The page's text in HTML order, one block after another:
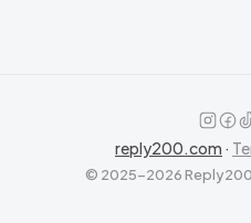
reply200.com ·
© 2025–2026